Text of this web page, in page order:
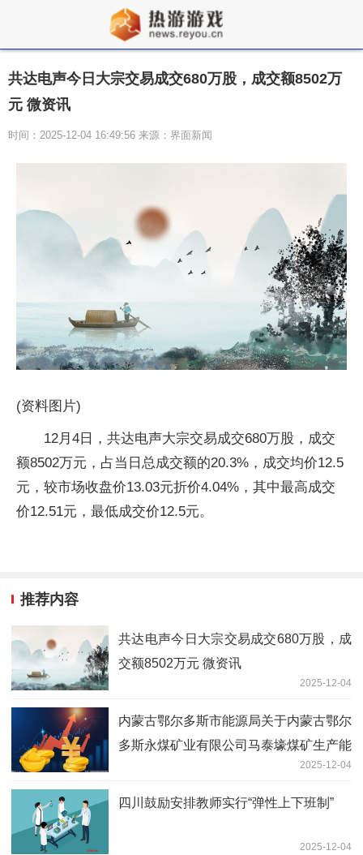
共达电声今日大宗交易成交680万股，成交额8502万
元 微资讯
时间：2025-12-04 16:49:56 来源：界面新闻
(资料图片)
12月4日，共达电声大宗交易成交680万股，成交
额8502万元，占当日总成交额的20.3%，成交均价12.5
元，较市场收盘价13.03元折价4.04%，其中最高成交
价12.51元，最低成交价12.5元。
推荐内容
共达电声今日大宗交易成交680万股，成
交额8502万元 微资讯
2025-12-04
内蒙古鄂尔多斯市能源局关于内蒙古鄂尔
多斯永煤矿业有限公司马泰壕煤矿生产能
2025-12-04
四川鼓励安排教师实行“弹性上下班制”
2025-12-04